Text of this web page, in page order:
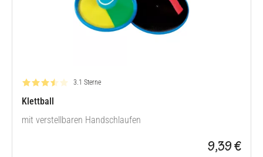
Bewertung: 3.1 von 5
3.1 Sterne
Klettball
mit verstellbaren Handschlaufen
9,39 €